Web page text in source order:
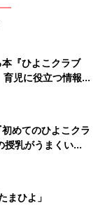
『ひよこクラブ
児に役立つ情報が
めてのひよこクラ
授乳がうまくい
トラブル 解決テ
まひよ」